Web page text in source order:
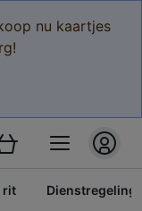
nu kaartjes
rit Dienstregeling